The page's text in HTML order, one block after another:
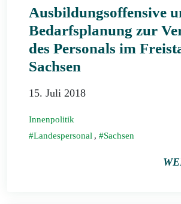
Ausbildungsoffensive
Bedarfsplanung zur
des Personals im
Sachsen
15. Juli 2018
Innenpolitik
Landespersonal , Sachsen